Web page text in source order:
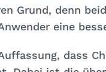
Grund, denn
eine
dass